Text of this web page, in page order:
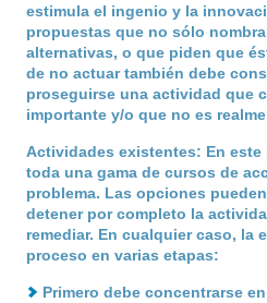
estimula el ingenio y la
propuestas que no sólo
alternativas, o que piden que
de no actuar también debe
proseguirse una actividad que
importante y/o que no es
Actividades existentes: En
toda una gama de cursos de
problema. Las opciones
detener por completo la
remediar. En cualquier caso, la
proceso en varias etapas:
Primero debe concentrarse